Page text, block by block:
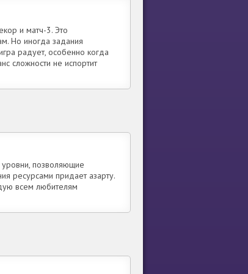
и матч-3. Это
Но иногда задания
радует, особенно когда
сложности не испортит
уровни, позволяющие
ресурсами придает азарту.
всем любителям